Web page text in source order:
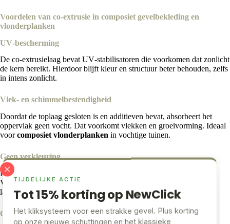
TIJDELIJKE ACTIE
Tot 15% korting op NewClick
Het kliksysteem voor een strakke gevel. Plus korting
op onze nieuwe schuttingen en het klassieke
Voordelen van co‑extrusie in composiet gevelbekleding en
vlonderplanken
UV‑bescherming
De co‑extrusielaag bevat UV‑stabilisatoren die voorkomen dat zonlicht
de kern bereikt. Hierdoor blijft kleur en structuur beter behouden, zelfs
in intens zonlicht.
Vlek‑ en schimmelbestendigheid
Doordat de toplaag gesloten is en additieven bevat, absorbeert het
oppervlak geen vocht. Dat voorkomt vlekken en groeivorming. Ideaal
voorcomposiet vlonderplanken in vochtige tuinen.
Geen verkleuring
Kleurpigmenten worden door de co‑extrusielaag beschermd.
Veroudering en verkleuring vallen mee, wat belangrijk is voor
langdurige esthetiek vancomposiet gevelbekleding.
Onderhoudsarm